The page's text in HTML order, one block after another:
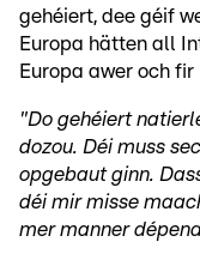
gehéiert, dee géif
Europa hätten all
Europa awer och
"Do gehéiert
dozou. Déi muss
opgebaut ginn.
déi mir misse
mer manner